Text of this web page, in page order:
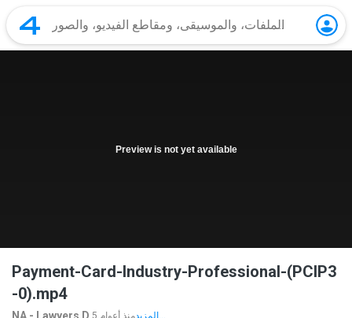
Preview is not yet available
Payment-Card-Industry-Professional-(PCIP3
-0).mp4
5 منذ أعوام المزيد...